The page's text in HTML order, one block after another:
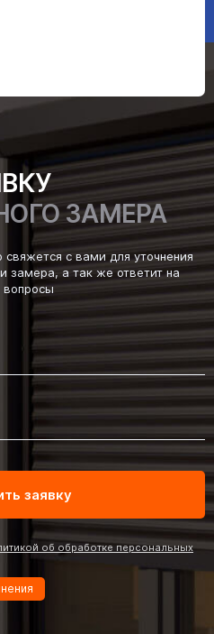
ЗАМЕРА
с вами для уточнения
замера, а так же ответит на
об обработке персональных